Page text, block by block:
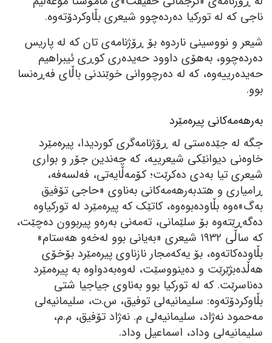
ناجی کە لە تورکیا دەردەچوو شیعری بڵاوکردۆتەوە.
شیعر و نووسینی ناردوە بۆ ڕۆژنامەی تان کە لە پاریس
دەردەچوو، بەھۆی داوود حەیدەری کوڕی ئیبراھیم
حەیدەرییەوە، کە لە دەرچووانی خوێندنی باڵای فەڕەنسا
بوو.
بەرھەمەکانی پیرەمێرد
جگە لە جێدەستی لە ڕۆژنامەگری کوردیدا، پیرەمێرد
خاوەنی دیوانێکی شیعرییە، کە چەندین جۆر و بواری
شیعری تیا بەدی دەکرێت؛ کۆمەڵایەتی، فەلسەفە،
ڕامیاری و ھتدبەرھەمەکانی بەناوی «حاجی تۆفیق
بەگ»ەوە بڵاودەبوەوە، کاتێک کە پیرەمێرد لە تورکیاوە
دەگەڕێتەوە بۆ سلێمانی، تەمەنی بەرەو پیربوون دەچێت،
کە ساڵی ١٩٣٢ شیعری «بەیانی بوو لەخەو ھەستام»
بڵاودەکاتەوە، بۆ یەکەمجار نازناوی پیرەمێرد بۆخۆی
ھەڵدەبژێرێت و دەینووسێت، لەوەبەدواوە بە پیرەمێرد
دەناسرێت. کە لە تورکیا بوو بەناوی جیاجیا شتی
بڵاوکردۆتەوە: سلیمانیەلی توفیق، س.ت، سلیمانیەلی
مەحمود نەژاد، سلیمانیەلی م. نەژاد تۆفیق، م.م،
سلیمانیەلی وداد، اسماعیل وداد.